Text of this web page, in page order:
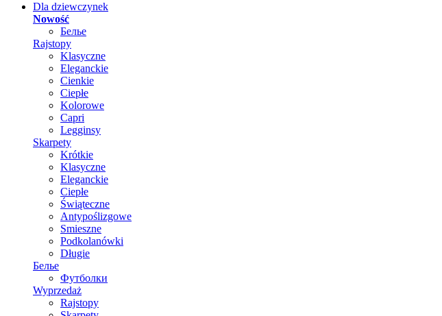
Dla dziewczynek
Nowość
Белье
Rajstopy
Klasyczne
Eleganckie
Cienkie
Ciepłe
Kolorowe
Capri
Legginsy
Skarpety
Krótkie
Klasyczne
Eleganckie
Ciepłe
Świąteczne
Antypoślizgowe
Smieszne
Podkolanówki
Długie
Белье
Футболки
Wyprzedaż
Rajstopy